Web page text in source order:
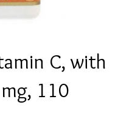
C, with
110